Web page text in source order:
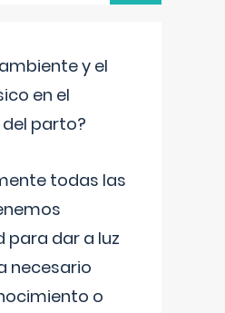
y el
en el
parto?
todas las
para dar a luz
necesario
o